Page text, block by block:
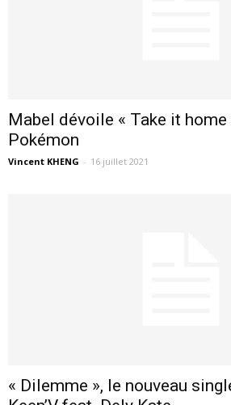
Mabel dévoile « Take it home
Pokémon
Vincent KHENG - 16 juillet 2021
« Dilemme », le nouveau